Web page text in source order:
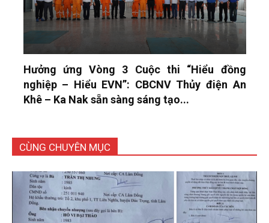
Hưởng ứng Vòng 3 Cuộc thi “Hiểu đồng
nghiệp – Hiểu EVN”: CBCNV Thủy điện An
Khê – Ka Nak sẵn sàng sáng tạo...
CÙNG CHUYÊN MỤC